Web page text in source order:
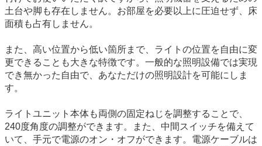
土台や脚も存在しません。お部屋を必要以上に圧迫せず、床
面積も占有しません。
また、高い位置から低い箇所まで、ライトの位置を自由に変
更できることも大きな特徴です。一般的な照明設備では実現
でき無かった自由で、あなただけの照明設計を可能にしま
す。
ライトユニット本体も両側の固定ねじを調整することで、
240度角度の調整ができます。また、中間スイッチを備えて
いて、手元で電源のオン・オフができます。電源ケーブルは